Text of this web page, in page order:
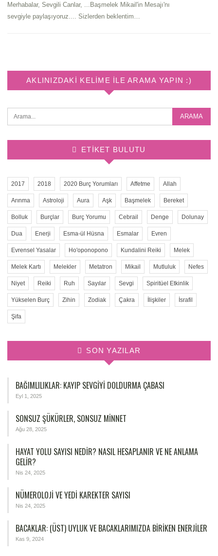
Merhabalar, Sevgili Canlar, ...Başmelek Mikail'in Mesajı'nı
sevgiyle paylaşıyoruz.... Sizlerden beklentim…
AKLINIZDAKI KELIME ILE ARAMA YAPIN :)
ETIKET BULUTU
2017 2018 2020 Burç Yorumları Affetme Allah
Arınma Astroloji Aura Aşk Başmelek Bereket
Bolluk Burçlar Burç Yorumu Cebrail Denge Dolunay
Dua Enerji Esma-ül Hüsna Esmalar Evren
Evrensel Yasalar Ho'oponopono Kundalini Reiki Melek
Melek Kartı Melekler Metatron Mikail Mutluluk Nefes
Niyet Reiki Ruh Sayılar Sevgi Spiritüel Etkinlik
Yükselen Burç Zihin Zodiak Çakra İlişkiler İsrafil
Şifa
SON YAZILAR
BAĞIMLILIKLAR: KAYIP SEVGIYI DOLDURMA ÇABASI
Eyl 1, 2025
SONSUZ ŞÜKÜRLER, SONSUZ MINNET
Ağu 28, 2025
HAYAT YOLU SAYISI NEDIR? NASIL HESAPLANIR VE NE ANLAMA
GELIR?
Nis 24, 2025
NÜMEROLOJİ VE YEDİ KAREKTER SAYISI
Nis 24, 2025
BACAKLAR: (ÜST) UYLUK VE BACAKLARIMIZDA BIRIKEN ENERJILER
Kas 9, 2024